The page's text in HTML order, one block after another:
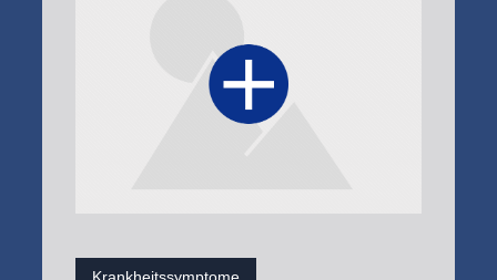
Krankheitssymptome